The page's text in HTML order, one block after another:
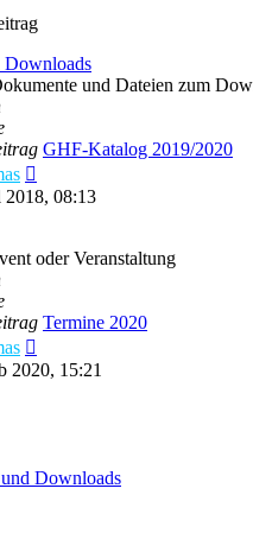
Downloads
und Dateien zum
GHF-Katalog 2019/2020
Beitrag
2018, 08:13
oder Veranstaltung
Termine 2020
Beitrag
2020, 15:21
Downloads